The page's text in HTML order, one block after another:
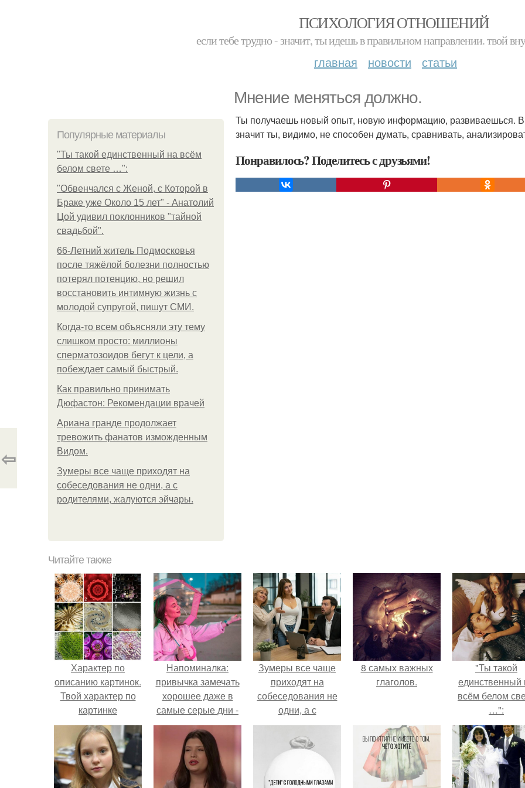
ПСИХОЛОГИЯ ОТНОШЕНИЙ
если тебе трудно - значит, ты идешь в правильном направлении. твой
главная новости статьи
Мнение меняться должно.
Популярные материалы
"Ты такой единственный на всём
белом свете …":
"Обвенчался с Женой, с Которой в
Браке уже Около 15 лет" - Анатолий
Цой удивил поклонников "тайной
свадьбой".
66-Летний житель Подмосковья
после тяжёлой болезни полностью
потерял потенцию, но решил
восстановить интимную жизнь с
молодой супругой, пишут СМИ.
Когда-то всем объясняли эту тему
слишком просто: миллионы
сперматозоидов бегут к цели, а
побеждает самый быстрый.
Как правильно принимать
Дюфастон: Рекомендации врачей
Ариана гранде продолжает
тревожить фанатов изможденным
Видом.
Зумеры все чаще приходят на
собеседования не одни, а с
родителями, жалуются эйчары.
Ты получаешь новый опыт, новую информацию, развиваешься. В
значит ты, видимо, не способен думать, сравнивать,
Понравилось? Поделитесь с друзьями!
⇦
Читайте также
Характер по
описанию картинок.
Твой характер по
картинке
Напоминалка:
привычка замечать
хорошее даже в
самые серые дни -
это не очередная
сказка из книг по
саморазвитию.
Зумеры все чаще
приходят на
собеседования не
одни, а с
родителями,
жалуются эйчары.
8 самых важных
глаголов.
"Ты такой
единственный
всём белом
…":